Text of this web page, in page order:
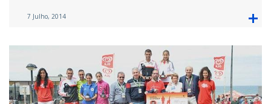
7 Julho, 2014